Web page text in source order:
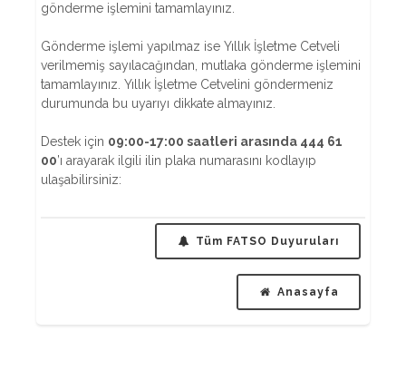
gönderme işlemini tamamlayınız.
Gönderme işlemi yapılmaz ise Yıllık İşletme Cetveli
verilmemiş sayılacağından, mutlaka gönderme işlemini
tamamlayınız. Yıllık İşletme Cetvelini göndermeniz
durumunda bu uyarıyı dikkate almayınız.
Destek için 09:00-17:00 saatleri arasında 444 61
00’ı arayarak ilgili ilin plaka numarasını kodlayıp
ulaşabilirsiniz:
Tüm FATSO Duyuruları
Anasayfa